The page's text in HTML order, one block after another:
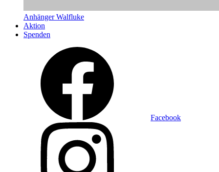
Anhänger Walfluke
Aktion
Spenden
Facebook